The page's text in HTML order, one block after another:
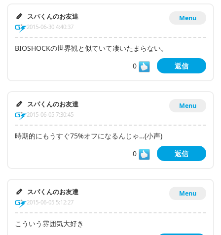
Menu
スパくんのお友達
2015-06-30 4:40:37
BIOSHOCKの世界観と似ていて凄いたまらない。
0
返信
Menu
スパくんのお友達
2015-06-05 7:30:45
時期的にもうすぐ75%オフになるんじゃ…(小声)
0
返信
Menu
スパくんのお友達
2015-06-05 5:12:27
こういう雰囲気大好き